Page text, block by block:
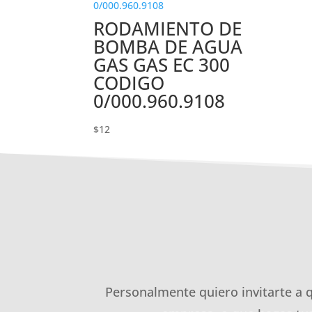
RODAMIENTO DE
BOMBA DE AGUA
GAS GAS EC 300
CODIGO
0/000.960.9108
$12
Personalmente quiero invitarte a